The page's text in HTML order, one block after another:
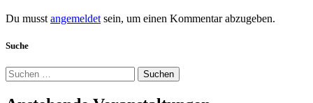
Du musst angemeldet sein, um einen Kommentar abzugeben.
Suche
Suchen
nach: